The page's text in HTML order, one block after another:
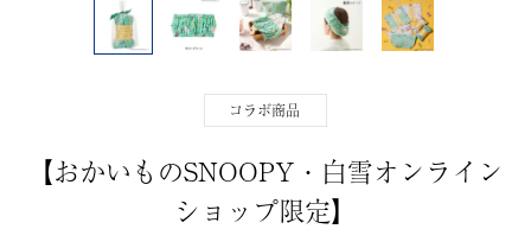
コラボ商品
【おかいものSNOOPY・白雪オンライン
ショップ限定】